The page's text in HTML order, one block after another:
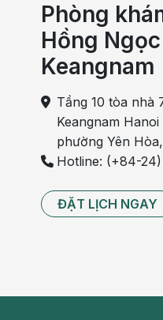
bệnh có thể chuyển
chứng trên, bạn cần
là những dấu hiệu cảnh
mỏi, đau bụng. Người
gây bệnh, chúng ta
sẽ có các biểu hiện trên.
Phòng
Hồng
Keangnam
Tầng 10 tòa nhà
Keangnam
phường Yên
Hotline: (+84-
ĐẶT LỊCH NGAY